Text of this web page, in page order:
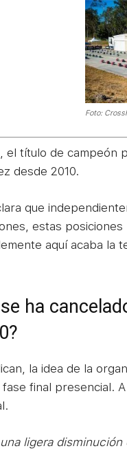
Foto:
el título de campeón
desde 2010.
que
estas
aquí acaba la
ha
la idea de la
final presencial.
ligera